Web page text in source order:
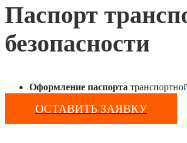
Паспорт
безопасности
Оформление паспорта
ОСТАВИТЬ ЗАЯВКУ